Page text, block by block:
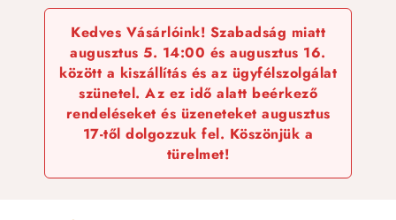
Kedves Vásárlóink! Szabadság miatt
augusztus 5. 14:00 és augusztus 16.
között a kiszállítás és az ügyfélszolgálat
szünetel. Az ez idő alatt beérkező
rendeléseket és üzeneteket augusztus
17-től dolgozzuk fel. Köszönjük a
türelmet!